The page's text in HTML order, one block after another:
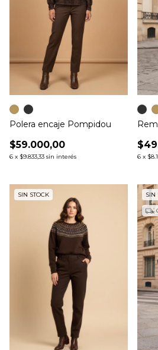
Polera encaje Pompidou
$59.000,00
6 x $9.833,33 sin interés 6 x
SIN STOCK SIN